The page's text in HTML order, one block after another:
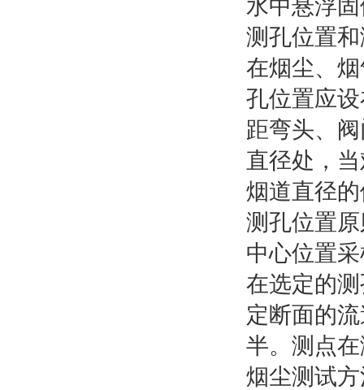
水中悬浮
测孔位置
在烟尘、
孔位置应
距弯头、
直径处，
烟道直径
测孔位置
中心位置
在选定的
定断面的
半。测点
烟尘测试